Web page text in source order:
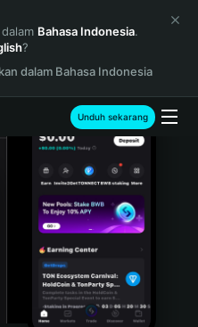
Bahasa Indonesia.
?
dalam Bahasa Indonesia
Unduh sekarang